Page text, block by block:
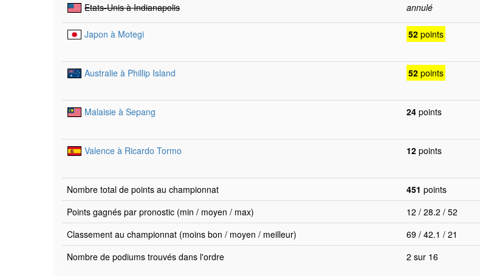
Etats-Unis à Indianapolis
annulé
Japon à Motegi 52points
Australie à Phillip Island
52points
Malaisie à Sepang
24 points
Valence à Ricardo Tormo
12 points
Nombre total de points au championnat
451 points
Points gagnés par pronostic (min / moyen / max)
12 / 28.2 / 52
Classement au championnat (moins bon / moyen / meilleur)
69 / 42.1 / 21
Nombre de podiums trouvés dans l'ordre
2 sur 16